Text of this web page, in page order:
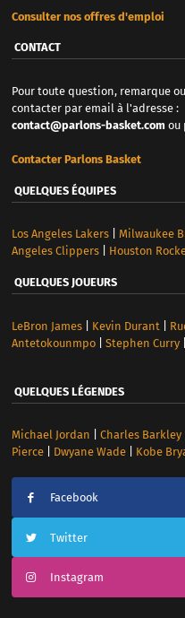
Consulter nos offres d'emploi
CONTACT
Pour toute question, remarque
contacter par email à l'adresse :
contact@parlons-basket.com ou
Contacter Parlons Basket
QUELQUES ÉQUIPES
Los Angeles Lakers| Milwaukee
Angeles Clippers| Houston
QUELQUES JOUEURS
LeBron James| Kevin Durant
Antetokounmpo| Stephen Curry|
QUELQUES LÉGENDES
Michael Jordan Charles Barkley|
Pierce| Dwyane Wade| Kobe
Facebook
Twitter
Instagram